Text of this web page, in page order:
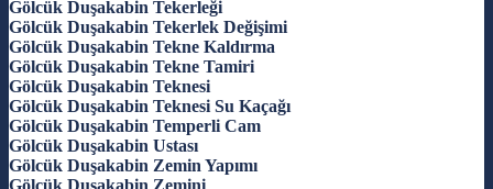
Gölcük Duşakabin Tekerleği
Gölcük Duşakabin Tekerlek Değişimi
Gölcük Duşakabin Tekne Kaldırma
Gölcük Duşakabin Tekne Tamiri
Gölcük Duşakabin Teknesi
Gölcük Duşakabin Teknesi Su Kaçağı
Gölcük Duşakabin Temperli Cam
Gölcük Duşakabin Ustası
Gölcük Duşakabin Zemin Yapımı
Gölcük Duşakabin Zemini